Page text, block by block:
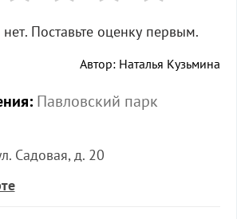
Поставьте оценку первым.
Автор: Наталья Кузьмина
Павловский парк
Садовая, д. 20